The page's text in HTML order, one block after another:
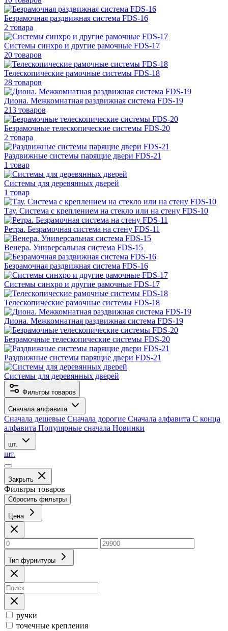
Безрамочная раздвижная система FDS-16
2 товара
Системы синхро и другие рамочные FDS-17
20 товаров
Телескопические рамочные системы FDS-18
28 товаров
Диона. Межкомнатная раздвижная система FDS-19
213 товаров
Безрамочные телескопические системы FDS-20
2 товара
Раздвижные системы парящие двери FDS-21
1 товар
Системы для деревянных дверей
1 товар
Тау. Система с креплением на стекло или на стену FDS-10
Ретра. Безрамочная система на стену FDS-11
Венера. Универсальная система FDS-15
Безрамочная раздвижная система FDS-16
Системы синхро и другие рамочные FDS-17
Телескопические рамочные системы FDS-18
Диона. Межкомнатная раздвижная система FDS-19
Безрамочные телескопические системы FDS-20
Раздвижные системы парящие двери FDS-21
Системы для деревянных дверей
Фильтры товаров
Сначала алфавита
Сначала дешевые Сначала дорогие Сначала алфавита С конца
алфавита Популярные сначала Новинки
шт.
шт.
Закрыть
Фильтры товаров
Сбросить фильтры
Цена
Тип фурнитуры
ручки
точечные крепления